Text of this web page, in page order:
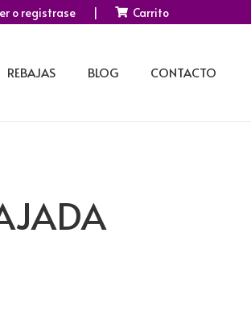
o registrase | Carrito
REBAJAS BLOG CONTACTO